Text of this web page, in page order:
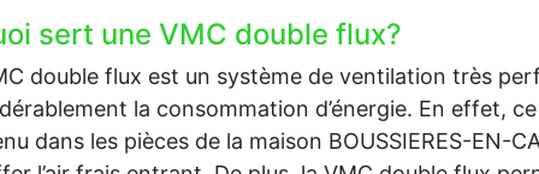
sert une VMC double flux?
double flux est un système de ventilation très
la consommation d’énergie. En effet,
dans les pièces de la maison BOUSSIERES-EN-